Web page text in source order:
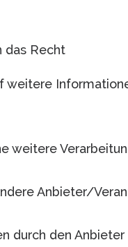
das Recht
weitere
weitere
Anbieter/
durch den Anbieter